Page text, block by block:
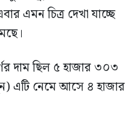
এমন চিত্র দেখা যাচ্ছে
দাম ছিল ৫ হাজার ৩০৩
এটি নেমে আসে ৪ হাজার